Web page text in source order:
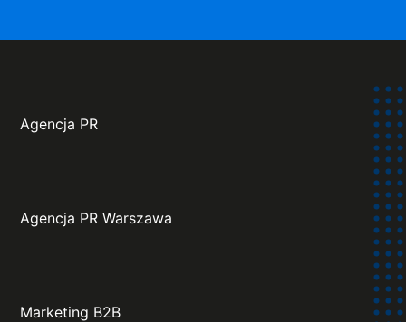
Agencja PR
Agencja PR Warszawa
Marketing B2B